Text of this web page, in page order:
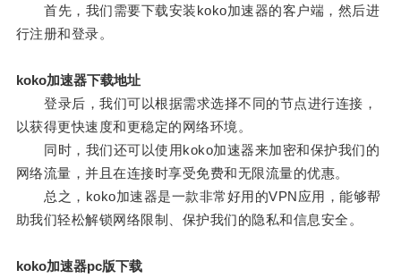
首先，我们需要下载安装koko加速器的客户端，然后进
行注册和登录。
koko加速器下载地址
登录后，我们可以根据需求选择不同的节点进行连接，
以获得更快速度和更稳定的网络环境。
同时，我们还可以使用koko加速器来加密和保护我们的
网络流量，并且在连接时享受免费和无限流量的优惠。
总之，koko加速器是一款非常好用的VPN应用，能够帮
助我们轻松解锁网络限制、保护我们的隐私和信息安全。
koko加速器pc版下载